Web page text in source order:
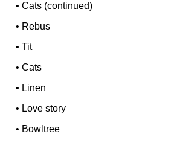
•Cats (continued)
• Rebus
•Tit
•Cats
• Linen
• Love story
• Bowltree